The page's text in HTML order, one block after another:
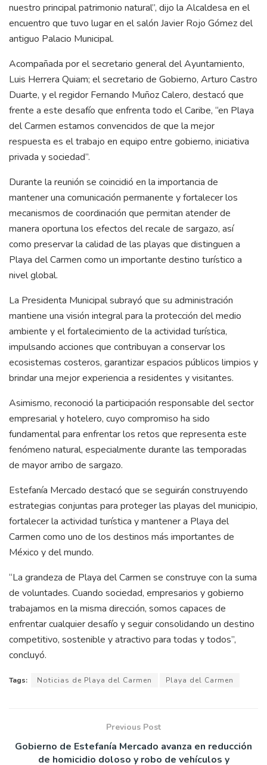
nuestro principal patrimonio natural”, dijo la Alcaldesa en el
encuentro que tuvo lugar en el salón Javier Rojo Gómez del
antiguo Palacio Municipal.
Acompañada por el secretario general del Ayuntamiento,
Luis Herrera Quiam; el secretario de Gobierno, Arturo Castro
Duarte, y el regidor Fernando Muñoz Calero, destacó que
frente a este desafío que enfrenta todo el Caribe, “en Playa
del Carmen estamos convencidos de que la mejor
respuesta es el trabajo en equipo entre gobierno, iniciativa
privada y sociedad”.
Durante la reunión se coincidió en la importancia de
mantener una comunicación permanente y fortalecer los
mecanismos de coordinación que permitan atender de
manera oportuna los efectos del recale de sargazo, así
como preservar la calidad de las playas que distinguen a
Playa del Carmen como un importante destino turístico a
nivel global.
La Presidenta Municipal subrayó que su administración
mantiene una visión integral para la protección del medio
ambiente y el fortalecimiento de la actividad turística,
impulsando acciones que contribuyan a conservar los
ecosistemas costeros, garantizar espacios públicos limpios y
brindar una mejor experiencia a residentes y visitantes.
Asimismo, reconoció la participación responsable del sector
empresarial y hotelero, cuyo compromiso ha sido
fundamental para enfrentar los retos que representa este
fenómeno natural, especialmente durante las temporadas
de mayor arribo de sargazo.
Estefanía Mercado destacó que se seguirán construyendo
estrategias conjuntas para proteger las playas del municipio,
fortalecer la actividad turística y mantener a Playa del
Carmen como uno de los destinos más importantes de
México y del mundo.
“La grandeza de Playa del Carmen se construye con la suma
de voluntades. Cuando sociedad, empresarios y gobierno
trabajamos en la misma dirección, somos capaces de
enfrentar cualquier desafío y seguir consolidando un destino
competitivo, sostenible y atractivo para todas y todos”,
concluyó.
Tags: Noticias de Playa del Carmen Playa del Carmen
Previous Post
Gobierno de Estefanía Mercado avanza en reducción
de homicidio doloso y robo de vehículos y